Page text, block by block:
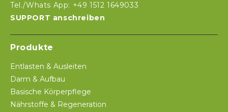
Tel./Whats App: +49 1512 1649033
SUPPORT anschreiben
Produkte
Entlasten & Ausleiten
Darm & Aufbau
Basische Körperpflege
Nährstoffe & Regeneration